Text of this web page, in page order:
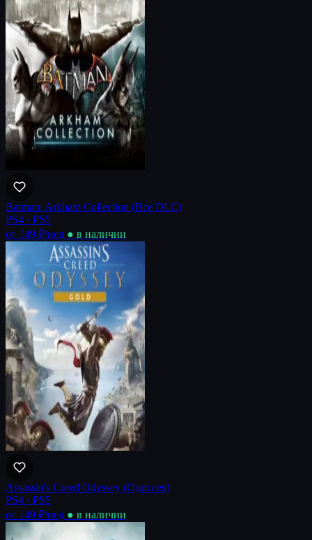
Batman: Arkham Collection (Все DLC)
PS4 · PS5
от 149 ₽/нед ● в наличии
Assassin's Creed Odyssey (Одиссея)
PS4 · PS5
от 149 ₽/нед ● в наличии